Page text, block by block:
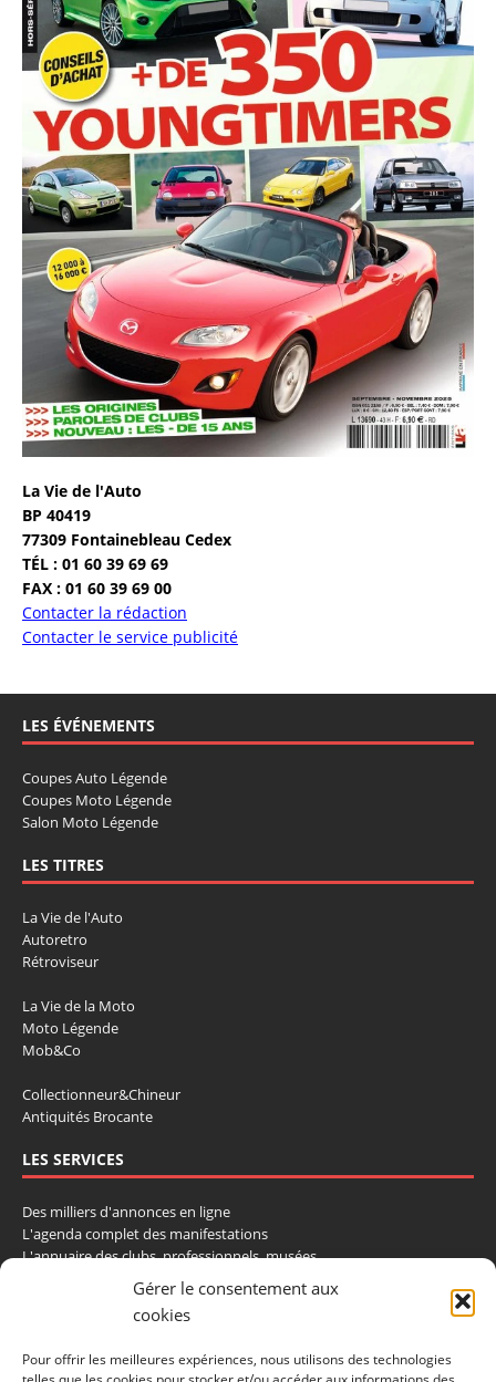
Gérer le consentement aux
cookies
Pour offrir les meilleures expériences, nous utilisons des technologies
La Vie de l'Auto
BP 40419
77309 Fontainebleau Cedex
TÉL : 01 60 39 69 69
FAX : 01 60 39 69 00
Contacter la rédaction
Contacter le service publicité
LES ÉVÉNEMENTS
Coupes Auto Légende
Coupes Moto Légende
Salon Moto Légende
LES TITRES
La Vie de l'Auto
Autoretro
Rétroviseur
La Vie de la Moto
Moto Légende
Mob&Co
Collectionneur&Chineur
Antiquités Brocante
LES SERVICES
Des milliers d'annonces en ligne
L'agenda complet des manifestations
L'annuaire des clubs, professionnels, musées
La cote et les ventes aux enchères
La Boutique du Collectionneur